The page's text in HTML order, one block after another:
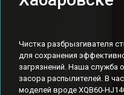
Чистка разбрызгивателя
для сохранения
загрязнений. Наша служба
засора распылителей. В
моделей вроде XQB60-